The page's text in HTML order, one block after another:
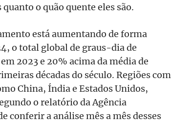
o quão quente eles são.
está aumentando de forma
o total global de graus-dia de
2023 e 20% acima da média de
décadas do século. Regiões com
China, Índia e Estados Unidos,
o relatório da Agência
conferir a análise mês a mês desses